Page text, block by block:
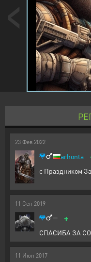
23 Фев 2022
arhonta
с Праздником
11 Сен 2019
+
СПАСИБА ЗА
11 Июн 2017